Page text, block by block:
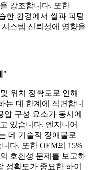
강조합니다. 또한
한 환경에서 씰과 피팅
스템 신뢰성에 영향을
"
위치 정확도로 인해
는 데 한계에 직면합니
압 구성 요소가 동시에
있습니다. 엔지니어
데 기술적 장애물로
다. 또한 OEM의 15%
호환성 문제를 보고하
정확도가 중요한 하이